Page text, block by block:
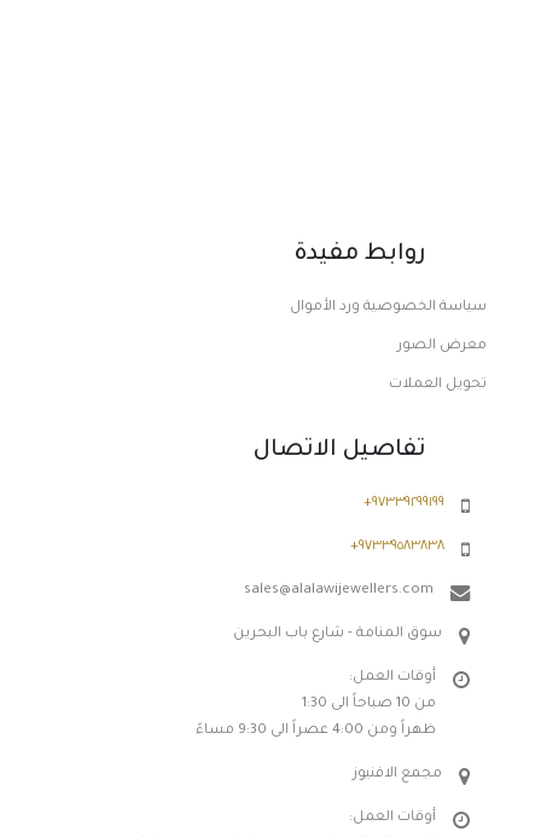
روابط مفيدة
سياسة الخصوصية ورد الأموال
معرض الصور
تحويل العملات
تفاصيل الاتصال
٩٧٣٣٩٢٩٩١٩٩+
٩٧٣٣٩٥٨٣٨٣٨+
sales@alalawijewellers.com
سوق المنامة - شارع باب البحرين
أوقات العمل:
من 10 صباحاً الى 1:30
ظهراً ومن 4:00 عصراً الى 9:30 مساءً
مجمع الافنيوز
أوقات العمل: